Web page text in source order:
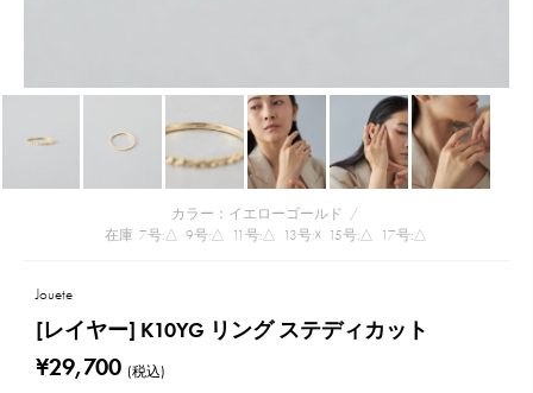
カラー：イエローゴールド /
在庫 7号:△ 9号:△ 11号:△ 13号:☓ 15号:△ 17号:△
Jouete
[レイヤー] K10YG リング ステディカット
¥29,700 (税込)